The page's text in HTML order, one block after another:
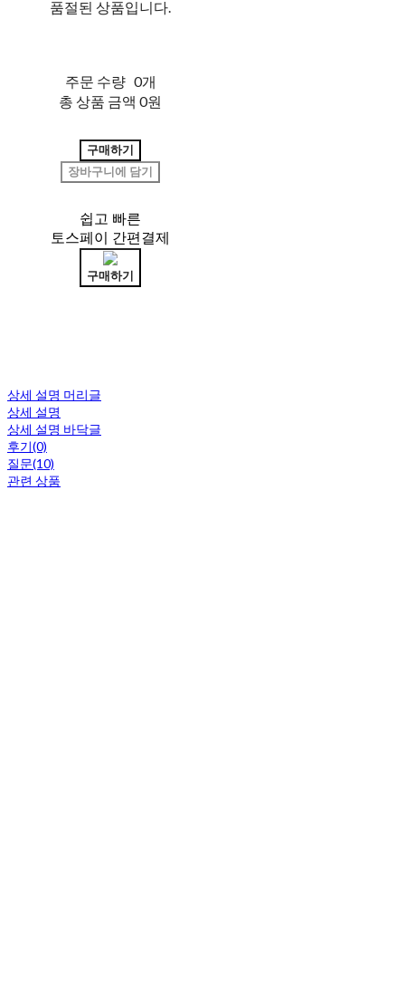
품절된 상품입니다.
주문 수량 0개
총 상품 금액 0원
구매하기
장바구니에 담기
쉽고 빠른
토스페이 간편결제
구매하기
상세 설명 머리글
상세 설명
상세 설명 바닥글
후기(0)
질문(10)
관련 상품